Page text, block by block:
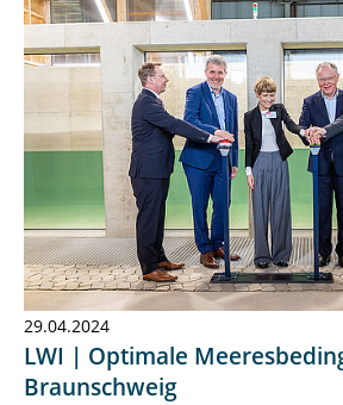
29.04.2024
LWI | Optimale
Braunschweig